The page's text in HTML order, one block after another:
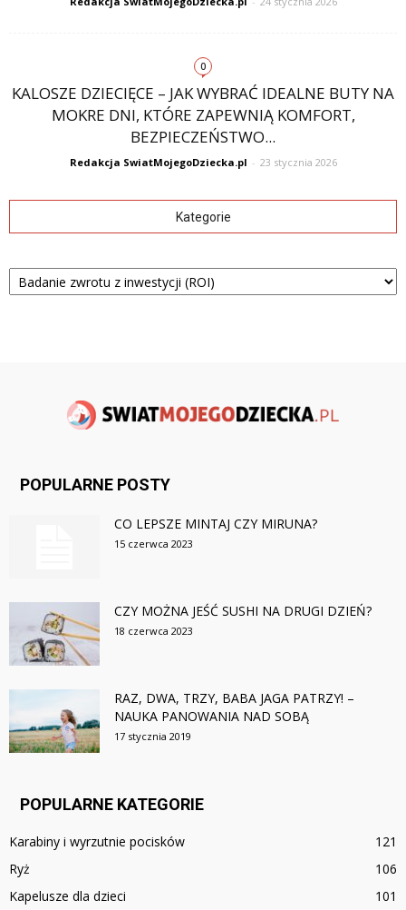
0
KALOSZE DZIECIĘCE – JAK WYBRAĆ IDEALNE BUTY NA
MOKRE DNI, KTÓRE ZAPEWNIĄ KOMFORT,
BEZPIECZEŃSTWO...
Redakcja SwiatMojegoDziecka.pl - 23 stycznia 2026
Kategorie
Kategorie
POPULARNE POSTY
CO LEPSZE MINTAJ CZY MIRUNA?
15 czerwca 2023
CZY MOŻNA JEŚĆ SUSHI NA DRUGI DZIEŃ?
18 czerwca 2023
RAZ, DWA, TRZY, BABA JAGA PATRZY! –
NAUKA PANOWANIA NAD SOBĄ
17 stycznia 2019
POPULARNE KATEGORIE
Karabiny i wyrzutnie pocisków
121
Ryż
106
Kapelusze dla dzieci
101